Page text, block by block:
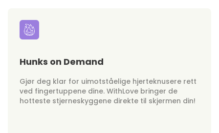
Hunks on Demand
Gjør deg klar for uimotståelige hjerteknusere rett
ved fingertuppene dine. WithLove bringer de
hotteste stjerneskyggene direkte til skjermen din!